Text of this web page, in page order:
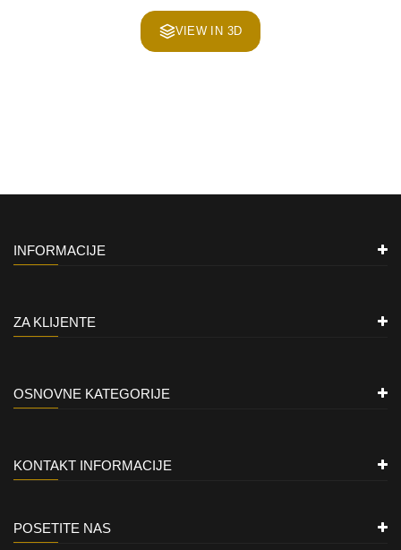
VIEW IN 3D
INFORMACIJE
ZA KLIJENTE
OSNOVNE KATEGORIJE
KONTAKT INFORMACIJE
POSETITE NAS